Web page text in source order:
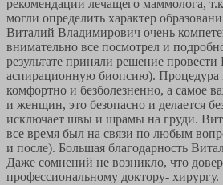
рекомендации лечащего маммолога,
могли определить характер
Виталий Владимирович очень
внимательно все посмотрел и
результате приняли решение
аспирационную биопсию). Процедура
комфортно и безболезненно, а самое
и женщин, это безопасно и делается
исключает швы и шрамы на груди.
все время был на связи по любым
и после). Большая благодарность
Даже сомнений не возникло, что
профессиональному доктору- хирургу.